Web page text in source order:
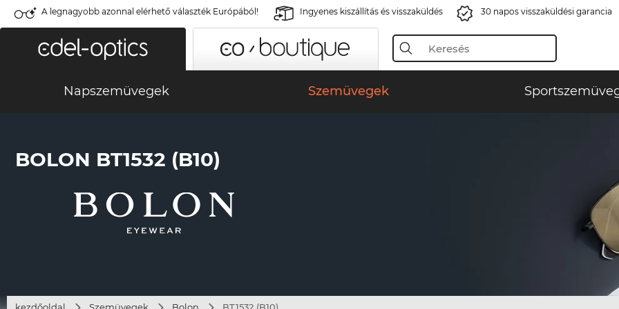
A legnagyobb azonnal elérhető választék Európából! Ingyenes kiszállítás és visszaküldés 30 napos visszaküldési garancia
Napszemüvegek Szemüvegek
BOLON BT1532 (B10)